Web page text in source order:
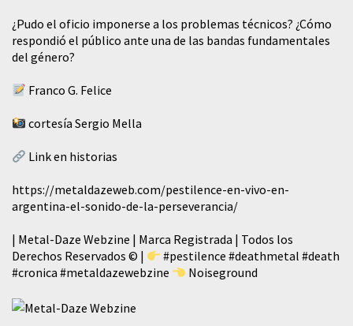
¿Pudo el oficio imponerse a los problemas técnicos? ¿Cómo
respondió el público ante una de las bandas fundamentales
del género?
Franco G. Felice
cortesía Sergio Mella
Link en historias
https://metaldazeweb.com/pestilence-en-vivo-en-
argentina-el-sonido-de-la-perseverancia/
| Metal-Daze Webzine | Marca Registrada | Todos los
Derechos Reservados © |
#pestilence #deathmetal #death
#cronica #metaldazewebzine Noiseground